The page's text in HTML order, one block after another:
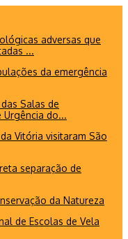
adversas que
...
da emergência
Salas de
Urgência do...
Vitória visitaram São
separação de
da Natureza
de Escolas de Vela